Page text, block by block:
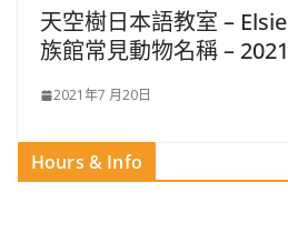
天空樹日本語教室 –
族館常見動物名稱 –
2021年7 月20日
Hours & Info